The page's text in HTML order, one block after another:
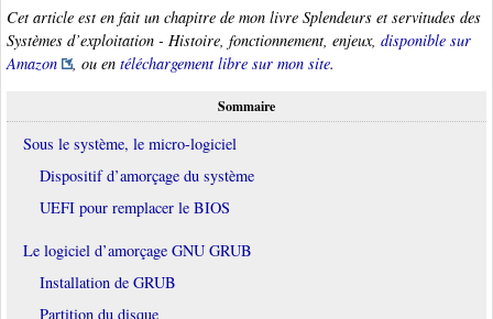
Cet article est en fait un chapitre de mon livre Splendeurs et servitudes des
Systèmes d’exploitation - Histoire, fonctionnement, enjeux, disponible sur
Amazon
, ou en téléchargement libre sur mon site.
Sommaire
Sous le système, le micro-logiciel
Dispositif d’amorçage du système
UEFI pour remplacer le BIOS
Le logiciel d’amorçage GNU GRUB
Installation de GRUB
Partition du disque